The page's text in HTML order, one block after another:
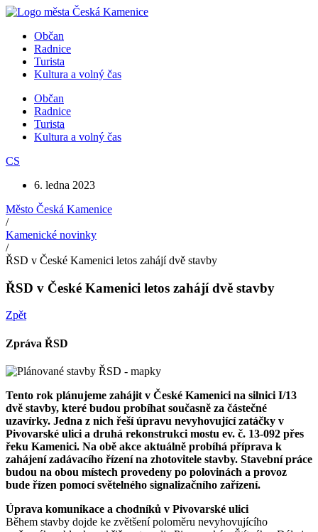
Přejít
obsahuObčan
Radnice
Turista
Kultura a volný čas
Občan
Radnice
Turista
Kultura a volný čas
CS
6. ledna 2023
Město Česká Kamenice
/
Kamenické novinky
/
ŘSD v České Kamenici letos zahájí dvě stavby
ŘSD v České Kamenici letos zahájí dvě stavby
Zpět
Zpráva ŘSD
Tento rok plánujeme zahájit v České Kamenici na silnici I/13
dvě stavby, které budou probíhat současně za částečné
uzavírky. Jedna z nich řeší úpravu nevyhovující zatáčky v
Pivovarské ulici a druhá rekonstrukci mostu ev. č. 13-092 přes
řeku Kamenici. Na obě akce aktuálně probíhá příprava k
zahájení zadávacího řízení na zhotovitele stavby. Stavební práce
budou na obou místech provedeny po polovinách a provoz
bude řízen pomocí světelného signalizačního zařízení.
Úprava komunikace a chodníků v Pivovarské ulici
Během stavby dojde ke zvětšení poloměru nevyhovujícího